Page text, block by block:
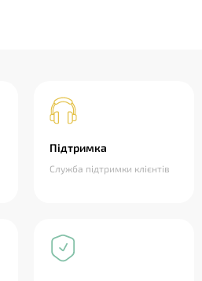
Підтримка
Служба підтримки клієнтів